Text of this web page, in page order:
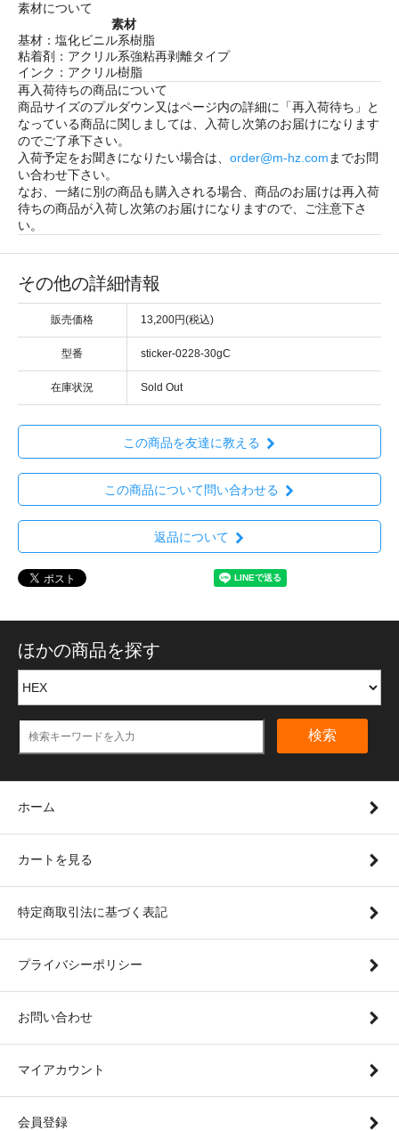
素材について
素材
基材：塩化ビニル系樹脂
粘着剤：アクリル系強粘再剥離タイプ
インク：アクリル樹脂
再入荷待ちの商品について
商品サイズのプルダウン又はページ内の詳細に「再入荷待ち 」と
なっている商品に関しましては、入荷し次第のお届けになります
のでご了承下さい。
入荷予定をお聞きになりたい場合は、 order@m-hz.comまでお問
い合わせ下さい。
なお、一緒に別の商品も購入される場合、商品のお届けは再入荷
待ちの商品が入荷し次第のお届けになりますので、ご注意下さ
い。
その他の詳細情報
販売価格 13,200円(税込)
型番 sticker-0228-30gC
在庫状況 Sold Out
この商品を友達に教える
この商品について問い合わせる
返品について
ほかの商品を探す
検索
ホーム
カートを見る
特定商取引法に基づく表記
プライバシーポリシー
お問い合わせ
マイアカウント
会員登録